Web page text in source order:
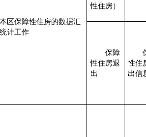
区保障性住房的数据汇
计工作
性住房）
保障
性住房退
出
性住
出信